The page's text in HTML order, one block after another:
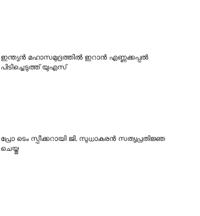
ഇന്ത്യൻ മഹാസമുദ്രത്തിൽ ഇറാൻ എണ്ണക്കപ്പൽ
പിടിച്ചെടുത്ത് യുഎസ്
പ്രോ ടെം സ്പീക്കറായി ജി. സുധാകരൻ സത്യപ്രതിജ്ഞ
ചെയ്തു